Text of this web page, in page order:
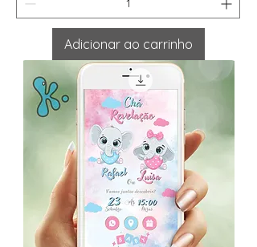
Adicionar ao carrinho